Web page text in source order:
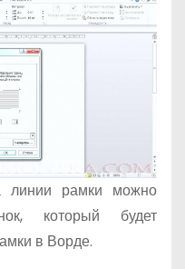
линии рамки можно
который будет
в Ворде.